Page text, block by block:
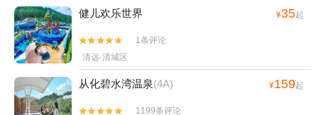
健儿欢乐世界 ¥35起


1条评论
清远·清城区
从化碧水湾温泉(4A) ¥159起

 1199条评论